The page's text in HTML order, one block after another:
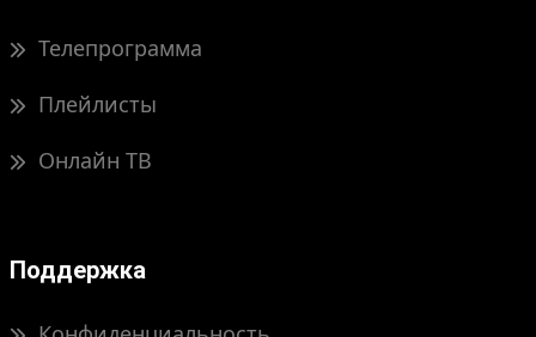
Телепрограмма
Плейлисты
Онлайн ТВ
Поддержка